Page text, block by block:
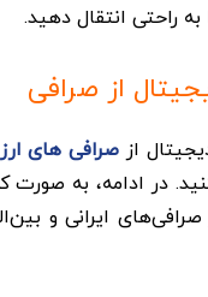
راحتی انتقال دهید.
از صرافی
از صرافی های
در ادامه، به صورت
صرافی‌های ایرانی و